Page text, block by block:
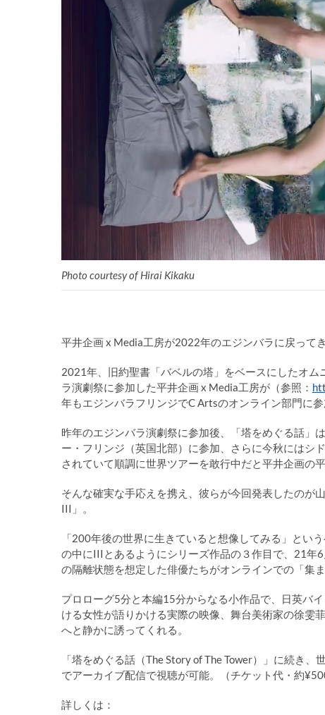
Photo courtesy of Hirai Kikaku
平井企画 x Media工房が2022年のエジンバラに戻ってき
2021年、旧約聖書「バベルの塔」をベースにしたオム
ラ演劇祭に参加した平井企画 x Media工房が（参照：
年もエジンバラフリンジでC Artsのオンライン部門に参
昨年のエジンバラ演劇祭に参加後、「塔をめぐる話」
ー・フリンジ（英国北部）に参加、さらに今秋にはシ
されていて順調に世界ツアーを敢行中だと平井企画の平
そんな確実な手応えを携え、彼らが今回発表したのが
III」。
「200年後の世界に生きていると想像してみる」とい
の中にIIIとあるようにシリーズ作品の３作目で、21年
の隔離状態を想定した俳優たちがオンラインでの「集
プロローグ5分と本編15分からなる小作品で、日英バ
ける女性が語りかける実際の映像、舞台美術家の徐雯
へと静かに誘ってくれる。
「塔をめぐる話（The Story of The Tower）」に続き
でアーカイブ配信で視聴が可能。（チケット代・約
詳しくは：